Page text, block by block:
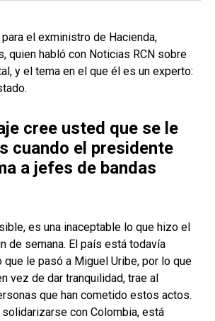
el exministro de Hacienda,
quien habló con Noticias RCN sobre
y el tema en el que él es un experto:
cree usted que se le
cuando el presidente
a jefes de bandas
es una inaceptable lo que hizo el
de semana. El país está todavía
que le pasó a Miguel Uribe, por lo que
vez de dar tranquilidad, trae al
que han cometido estos actos.
solidarizarse con Colombia, está